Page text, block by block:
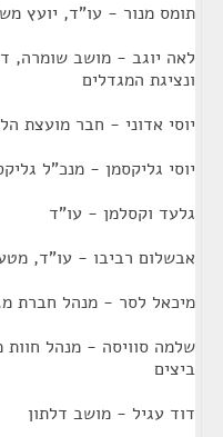
תומס מנור - עו"ד, יועץ
לאה יוגב - מושב שומרה,
ונציגת המגדלים
יוסי אדוני - חבר מועצת
יוסי גליקסמן - מנכ"ל
גלעד וקסלמן - עו"ד
אבשלום רביבו - עו"ד,
מיכאל לסר - מנהל חברת
שלמה סוויסה - מנהל חוות
ביצים
דוד עגיל - מושב דלתון